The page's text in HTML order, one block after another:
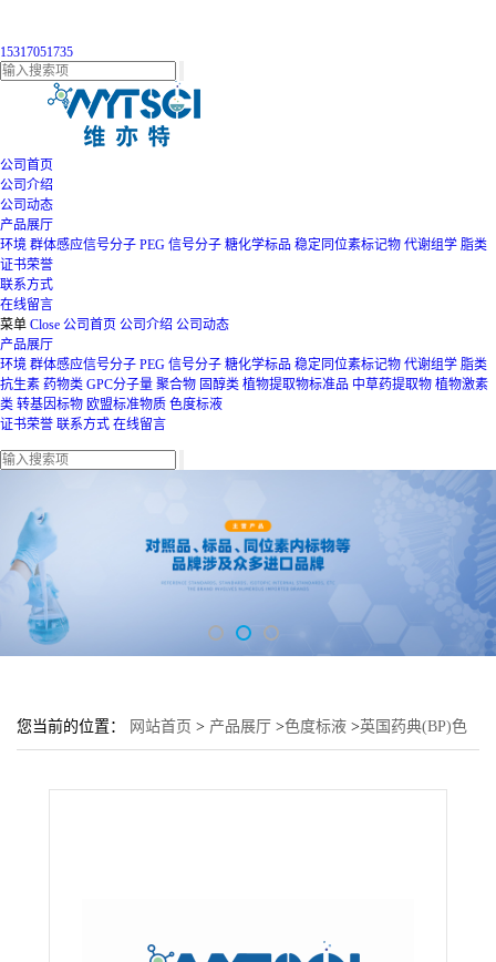
15317051735
公司首页
公司介绍
公司动态
产品展厅
环境 群体感应信号分子 PEG 信号分子 糖化学标品 稳定同位素标记物 代谢组学 脂类
证书荣誉
联系方式
在线留言
菜单 Close 公司首页 公司介绍 公司动态
产品展厅
环境 群体感应信号分子 PEG 信号分子 糖化学标品 稳定同位素标记物 代谢组学 脂类
抗生素 药物类 GPC分子量 聚合物 固醇类 植物提取物标准品 中草药提取物 植物激素
类 转基因标物 欧盟标准物质 色度标液
证书荣誉 联系方式 在线留言
您当前的位置： 网站首页 > 产品展厅 >色度标液 >英国药典(BP)色